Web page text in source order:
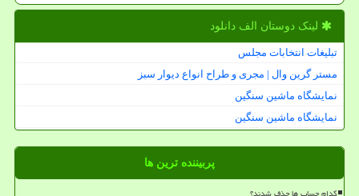
لینک دوستان الف دانلود
تبلیغات انتخابات مجلس
مستر گرین وال | مجری و طراح انواع دیوار سبز
نمایشگاه ماشین سنگین
نمایشگاه ماشین سنگین
پربیننده ترین ها